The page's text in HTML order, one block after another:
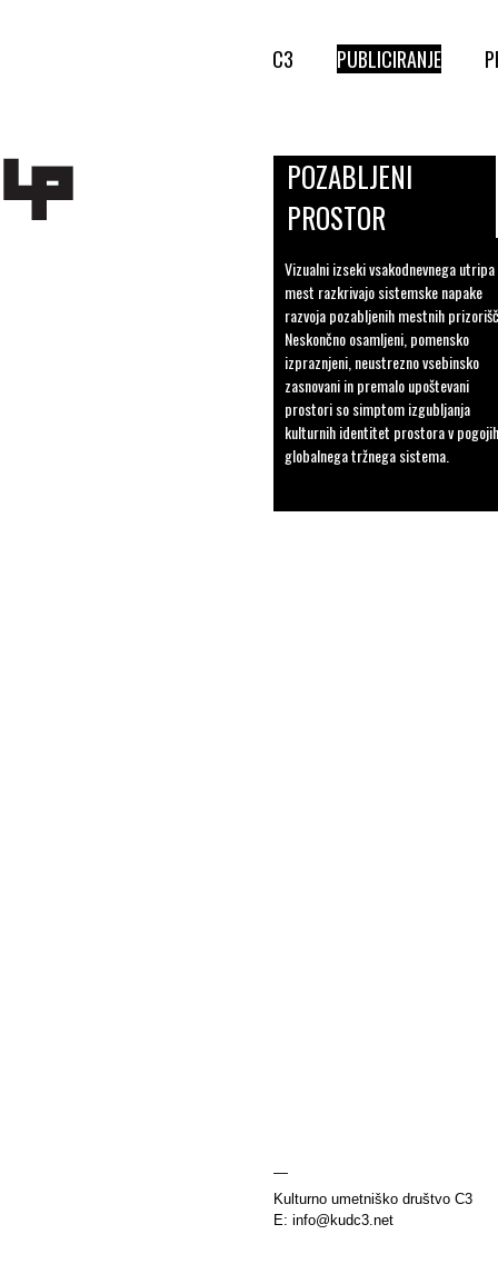
C3 PUBLICIRANJE
POZABLJENI
PROSTOR
Vizualni izseki vsakodnevnega utripa
mest razkrivajo sistemske napake
razvoja pozabljenih mestnih
Neskončno osamljeni, pomensko
izpraznjeni, neustrezno vsebinsko
zasnovani in premalo upoštevani
prostori so simptom izgubljanja
kulturnih identitet prostora v pogojih
globalnega tržnega sistema.
—
Kulturno umetniško društvo C3
E: info@kudc3.net